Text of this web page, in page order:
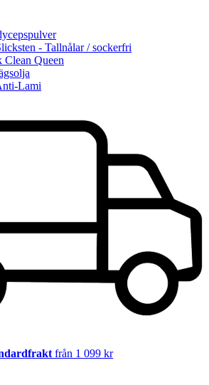
- Tallnålar / sockerfri
Queen
Lami
från 1 099 kr